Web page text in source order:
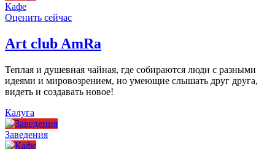
Кафе
Оценить сейчас
Art сlub AmRa
Теплая и душевная чайная, где собираются люди с разными
идеями и мировозрением, но умеющие слышать друг друга,
видеть и создавать новое!
Калуга
Заведения